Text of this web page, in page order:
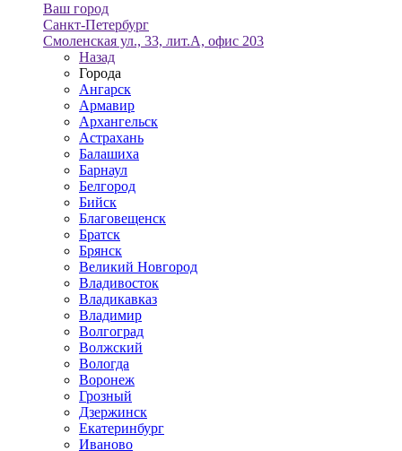
Ваш город
Санкт-Петербург
Смоленская ул., 33, лит.А, офис 203
Назад
Города
Ангарск
Армавир
Архангельск
Астрахань
Балашиха
Барнаул
Белгород
Бийск
Благовещенск
Братск
Брянск
Великий Новгород
Владивосток
Владикавказ
Владимир
Волгоград
Волжский
Вологда
Воронеж
Грозный
Дзержинск
Екатеринбург
Иваново